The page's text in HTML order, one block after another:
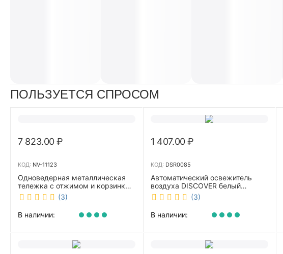
ПОЛЬЗУЕТСЯ СПРОСОМ
7 823.00₽
КОД: NV-11123
Одноведерная металлическая
тележка с отжимом и корзинкой
под химию NV 23 л NV-11123
(3)
В наличии:
1 407.00₽
КОД: DSR0085
Автоматический освежитель
воздуха DISCOVER белый
DSR0085
(3)
В наличии: